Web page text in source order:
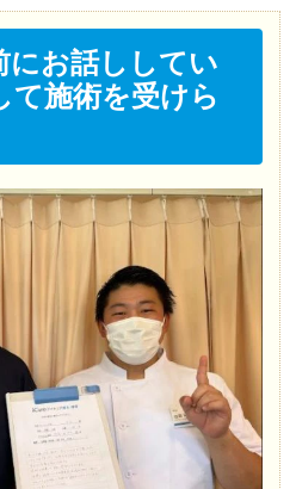
にお話ししてい
て施術を受けら